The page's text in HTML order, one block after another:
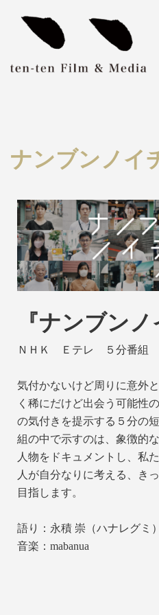
ナンブンノイ
『ナンブンノ
ＮＨＫ Ｅテレ ５分番組
気付かないけど周りに意外
く稀にだけど出会う可能性
の気付きを提示する５分の
組の中で示すのは、象徴的
人物をドキュメントし、私
人が自分なりに考える、き
目指します。
語り：永積 崇（ハナレグミ）
音楽：mabanua